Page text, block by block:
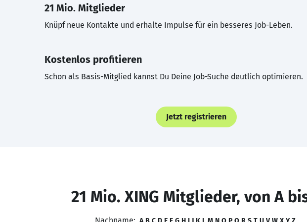
21 Mio. Mitglieder
Knüpf neue Kontakte und erhalte Impulse für ein besseres Job-Leben.
Kostenlos profitieren
Schon als Basis-Mitglied kannst Du Deine Job-Suche deutlich optimieren.
Jetzt registrieren
21 Mio. XING Mitglieder, von A